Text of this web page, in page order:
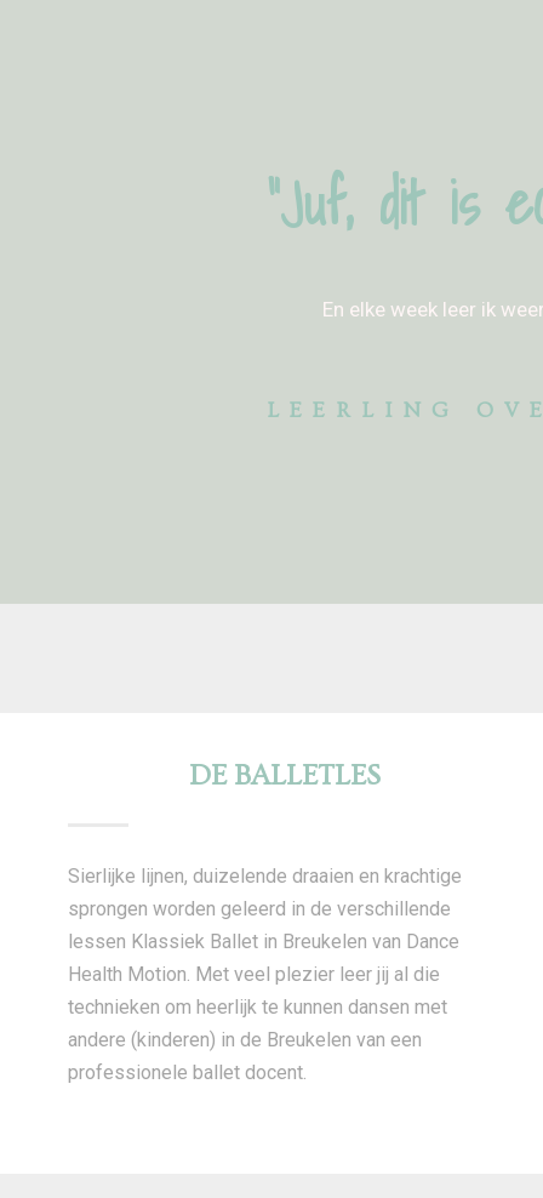
“Juf, dit is
En elke week leer ik
LEERLING
DE BALLETLES
Sierlijke lijnen, duizelende draaien en krachtige
sprongen worden geleerd in de verschillende
lessen Klassiek Ballet in Breukelen van Dance
Health Motion. Met veel plezier leer jij al die
technieken om heerlijk te kunnen dansen met
andere (kinderen) in de Breukelen van een
professionele ballet docent.